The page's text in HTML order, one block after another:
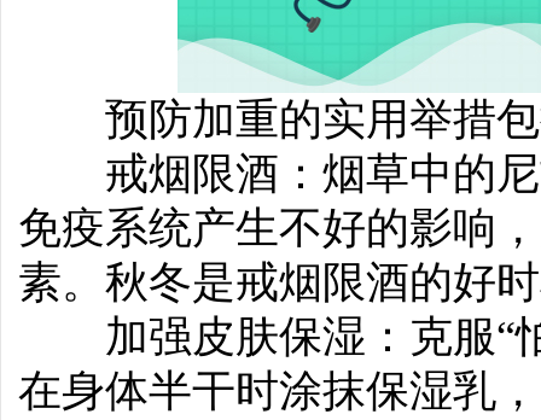
预防加重的实用举措包
戒烟限酒：烟草中的尼
免疫系统产生不好的影响
素。秋冬是戒烟限酒的好
加强皮肤保湿：克服“
在身体半干时涂抹保湿乳